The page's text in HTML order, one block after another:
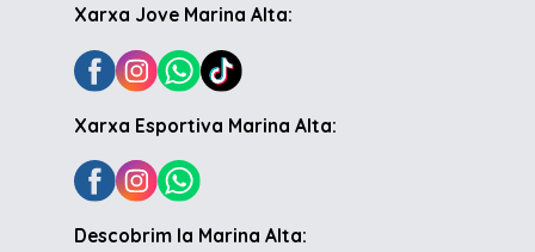
Xarxa Jove Marina Alta:
Xarxa Esportiva Marina Alta:
Descobrim la Marina Alta: